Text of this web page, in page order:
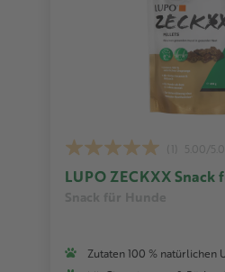
LUPO ZECKXX Snack
Zutaten 100 % natürlichen